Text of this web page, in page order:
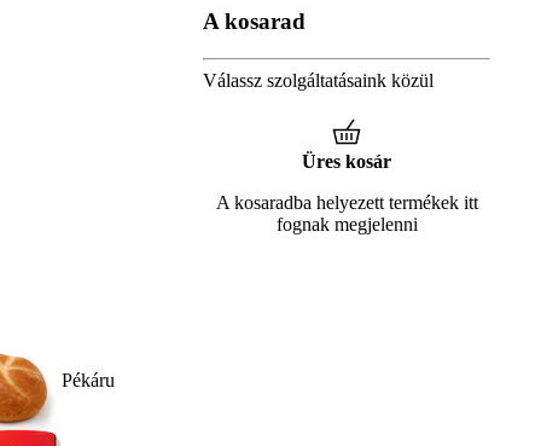
Pékáru
A kosarad
Válassz szolgáltatásaink közül
Üres kosár
A kosaradba helyezett termékek itt
fognak megjelenni